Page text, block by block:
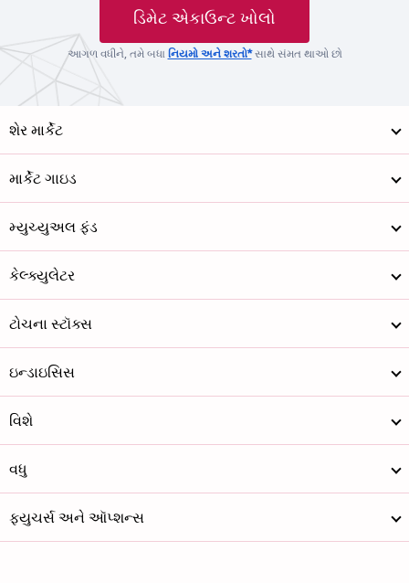
ડિમેટ એકાઉન્ટ ખોલો
આગળ વધીને, તમે બધા નિયમો અને શરતો*સાથે સંમત થાઓ છો
શેર માર્કેટ
માર્કેટ ગાઇડ
મ્યુચ્યુઅલ ફંડ
કેલ્ક્યુલેટર
ટોચના સ્ટૉક્સ
ઇન્ડાઇસિસ
વિશે
વધુ
ફ્યુચર્સ અને ઑપ્શન્સ